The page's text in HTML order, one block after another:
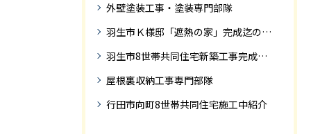
外壁塗装工事・塗装専門部隊
羽生市Ｋ様邸「遮熱の家」完成迄の紹介です
羽生市8世帯共同住宅新築工事完成迄の紹介
屋根裏収納工事専門部隊
行田市向町8世帯共同住宅施工中紹介